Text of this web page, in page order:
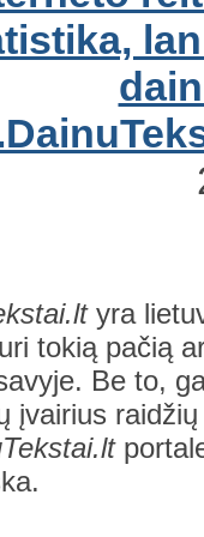
yra
tokią pačią
Be to,
įvairius